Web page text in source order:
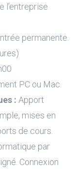
l’entreprise
permanente.
PC ou Mac.
: Apport
mises en
de cours.
par
Connexion